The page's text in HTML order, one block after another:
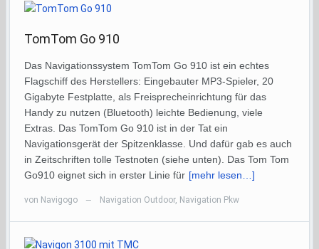
TomTom Go 910
Das Navigationssystem TomTom Go 910 ist ein echtes
Flagschiff des Herstellers: Eingebauter MP3-Spieler, 20
Gigabyte Festplatte, als Freisprecheinrichtung für das
Handy zu nutzen (Bluetooth) leichte Bedienung, viele
Extras. Das TomTom Go 910 ist in der Tat ein
Navigationsgerät der Spitzenklasse. Und dafür gab es auch
in Zeitschriften tolle Testnoten (siehe unten). Das Tom Tom
Go910 eignet sich in erster Linie für [mehr lesen…]
von Navigogo — Navigation Outdoor, Navigation Pkw